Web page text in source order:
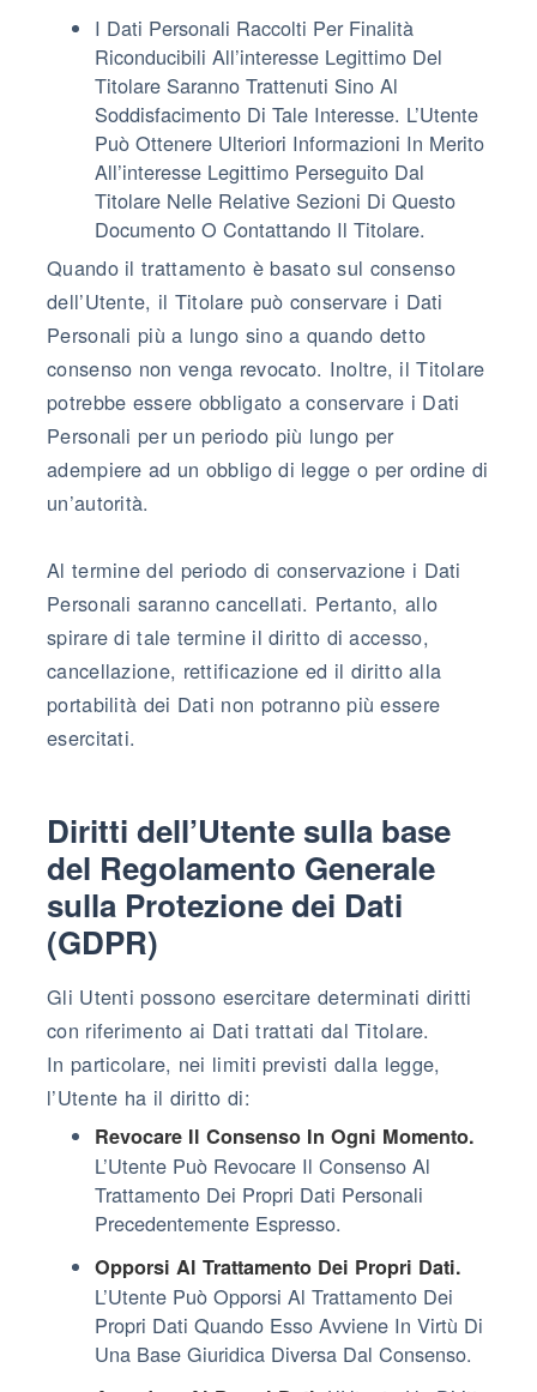
I Dati Personali Raccolti Per Finalità
Riconducibili All’interesse Legittimo Del
Titolare Saranno Trattenuti Sino Al
Soddisfacimento Di Tale Interesse. L’Utente
Può Ottenere Ulteriori Informazioni In Merito
All’interesse Legittimo Perseguito Dal
Titolare Nelle Relative Sezioni Di Questo
Documento O Contattando Il Titolare.
Quando il trattamento è basato sul consenso
dell’Utente, il Titolare può conservare i Dati
Personali più a lungo sino a quando detto
consenso non venga revocato. Inoltre, il Titolare
potrebbe essere obbligato a conservare i Dati
Personali per un periodo più lungo per
adempiere ad un obbligo di legge o per ordine di
un’autorità.
Al termine del periodo di conservazione i Dati
Personali saranno cancellati. Pertanto, allo
spirare di tale termine il diritto di accesso,
cancellazione, rettificazione ed il diritto alla
portabilità dei Dati non potranno più essere
esercitati.
Diritti dell’Utente sulla base
del Regolamento Generale
sulla Protezione dei Dati
(GDPR)
Gli Utenti possono esercitare determinati diritti
con riferimento ai Dati trattati dal Titolare.
In particolare, nei limiti previsti dalla legge,
l’Utente ha il diritto di:
Revocare Il Consenso In Ogni Momento.
L’Utente Può Revocare Il Consenso Al
Trattamento Dei Propri Dati Personali
Precedentemente Espresso.
Opporsi Al Trattamento Dei Propri Dati.
L’Utente Può Opporsi Al Trattamento Dei
Propri Dati Quando Esso Avviene In Virtù Di
Una Base Giuridica Diversa Dal Consenso.